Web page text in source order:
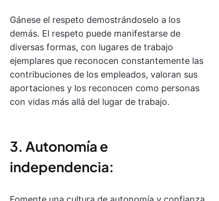
Gánese el respeto demostrándoselo a los
demás. El respeto puede manifestarse de
diversas formas, con lugares de trabajo
ejemplares que reconocen constantemente las
contribuciones de los empleados, valoran sus
aportaciones y los reconocen como personas
con vidas más allá del lugar de trabajo.
3. Autonomía e
independencia: